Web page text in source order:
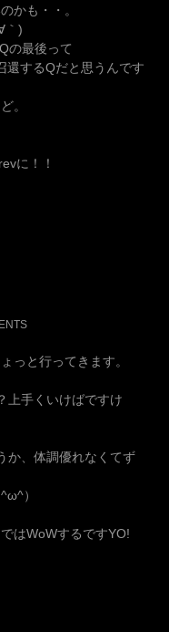
かも・・。
｀)
の最後って
還するQだと思うんです
。
に！！
っと行ってきます。
上手くいけばですけ
か、体調優れなくてず
）
はWoWするですYO!